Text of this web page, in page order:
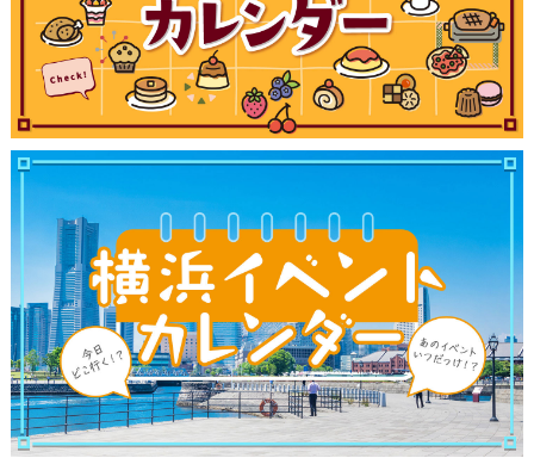
観光ガイド
ランキング
ブログ記事
サイトについて